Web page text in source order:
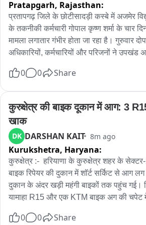
Pratapgarh, Rajasthan:
प्रतापगढ़ जिले के छोटीसादड़ी कस्बे में अजमेर
के तकनीकी कर्मचारी गोपाल कृष्ण शर्मा के चार
मामला लगातार गंभीर होता जा रहा है। गुरुवार
अधिकारियों, कर्मचारियों और परिजनों ने उपखंड
में त्वरित कार्रवाई की मांग की। ज्ञापन में बताया
से लापता हैं। इस संबंध में छोटी सादड़ी थाने में
दर्ज कराई जा चुकी है, लेकिन अब तक उनका
कर्मचारियों ने प्रशासन से मांग की कि मामले की
टीम गठित कर लापता कर्मचारी की जल्द से जल्द
उनके परिजनों को राहत मिल सके। उन्होंने कहा
लाकर हर संभावित पहलू की जांच की जाए। ज्ञापन
कि यदि आगामी तीन दिनों के भीतर गोपाल कृष्ण
और जांच में अपेक्षित प्रगति नहीं होती है तो
कर्मचारी जिला स्तर पर धरना-प्रदर्शन करेंगे।
प्रशासन से संवेदनशीलता के साथ शीघ्र कार्रवाई
0 0 Share
कुरुक्षेत्र की बाइक दूकान में आग: 3
खाक
DK DARSHAN KAIT 8m ago
Kurukshetra, Haryana:
कुरुक्षेत्र :-  हरियाणा के कुरुक्षेत्र शहर के
बाइक रिपेयर की दुकान में शॉर्ट सर्किट से आग
दुकान के अंदर खड़ी महंगी बाइकों तक पहुंच गई।
यामाहा R15 और एक KTM बाइक अग की
इस घटना में दुकानदार को लाखों रुपए से ज्यादा
0 0 Share